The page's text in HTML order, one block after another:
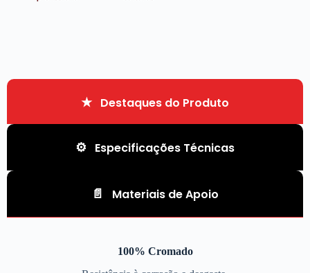
Destaques do Produto
Especificações Técnicas
Materiais de Apoio
100% Cromado